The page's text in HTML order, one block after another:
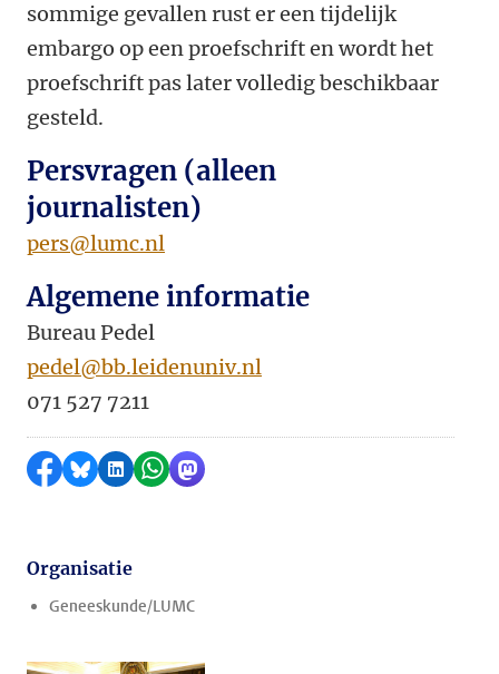
sommige gevallen rust er een tijdelijk
embargo op een proefschrift en wordt het
proefschrift pas later volledig beschikbaar
gesteld.
Persvragen (alleen
journalisten)
pers@lumc.nl
Algemene informatie
Bureau Pedel
pedel@bb.leidenuniv.nl
071 527 7211
Delen op Facebook
Delen via Bluesky
Delen op LinkedIn
Delen via WhatsApp
Delen via Mastodon
Organisatie
Geneeskunde/LUMC